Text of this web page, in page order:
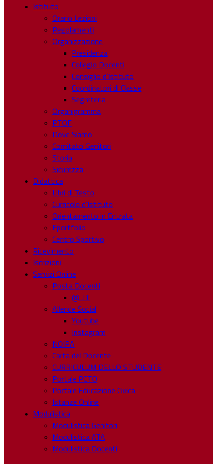
Istituto
Orario Lezioni
Regolamenti
Organizzazione
Presidenza
Collegio Docenti
Consiglio d’Istituto
Coordinatori di Classe
Segreteria
Organigramma
PTOF
Dove Siamo
Comitato Genitori
Storia
Sicurezza
Didattica
Libri di Testo
Curricolo d’Istituto
Orientamento in Entrata
Eportfolio
Centro Sportivo
Ricevimento
Iscrizioni
Servizi Online
Posta Docenti
@ .IT
Allende Social
Youtube
Instagram
NOIPA
Carta del Docente
CURRICULUM DELLO STUDENTE
Portale PCTO
Portale Educazione Civica
Istanze Online
Modulistica
Modulistica Genitori
Modulistica ATA
Modulistica Docenti